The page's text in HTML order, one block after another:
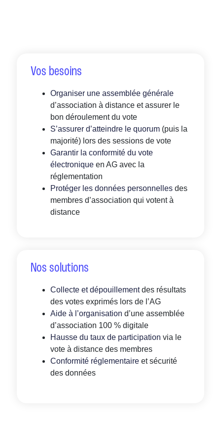
Vos besoins
Organiser une assemblée générale
d’association à distance et assurer le
bon déroulement du vote
S’assurer d’atteindre le quorum(puis la
majorité) lors des sessions de vote
Garantir la conformité du vote
électroniqueen AG avec la
réglementation
Protéger les données personnellesdes
membres d’association qui votent à
distance
Nos solutions
Collecte et dépouillementdes résultats
des votes exprimés lors de l’AG
Aide à l’organisation d’une assemblée
d’association 100 % digitale
Hausse du taux de participation via le
vote à distance des membres
Conformité réglementaireet sécurité
des données